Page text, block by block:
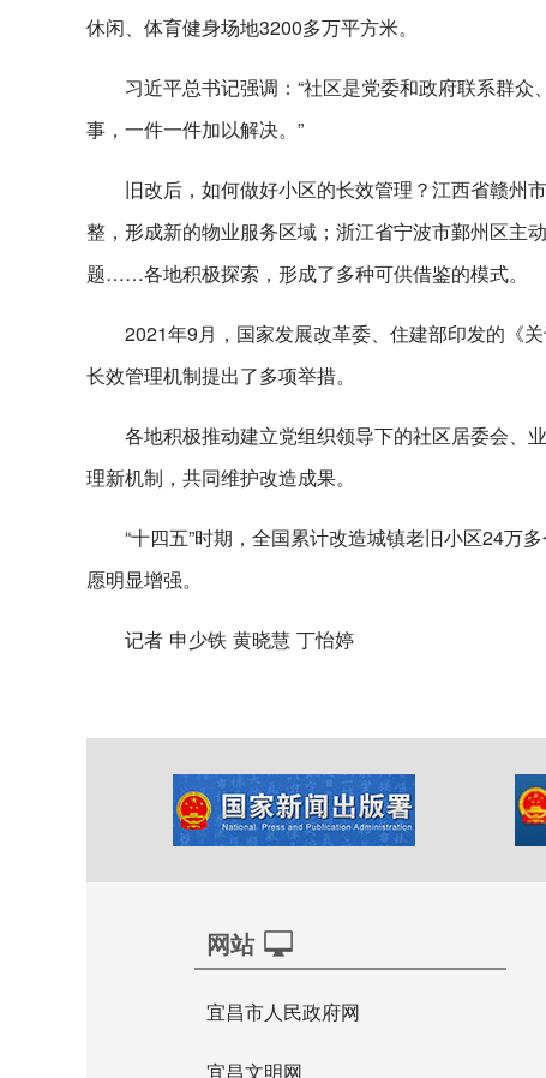
休闲、体育健身场地3200多万平方米。
习近平总书记强调：“社区是党委和政府联系群
事，一件一件加以解决。”
旧改后，如何做好小区的长效管理？江西省赣州
整，形成新的物业服务区域；浙江省宁波市鄞州区主
题……各地积极探索，形成了多种可供借鉴的模式。
2021年9月，国家发展改革委、住建部印发的《
长效管理机制提出了多项举措。
各地积极推动建立党组织领导下的社区居委会、
理新机制，共同维护改造成果。
“十四五”时期，全国累计改造城镇老旧小区24万
愿明显增强。
记者 申少铁 黄晓慧 丁怡婷
网站
宜昌市人民政府网
宜昌文明网